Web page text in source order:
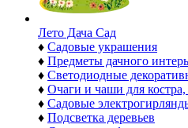
Лето Дача Сад
♦ Садовые украшения
♦ Предметы дачного
♦ Светодиодные
♦ Очаги и чаши для
♦ Садовые
♦ Подсветка деревьев